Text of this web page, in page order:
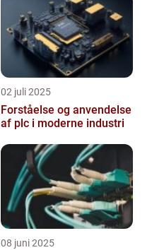
02 juli 2025
Forståelse og anvendelse
af plc i moderne industri
08 juni 2025